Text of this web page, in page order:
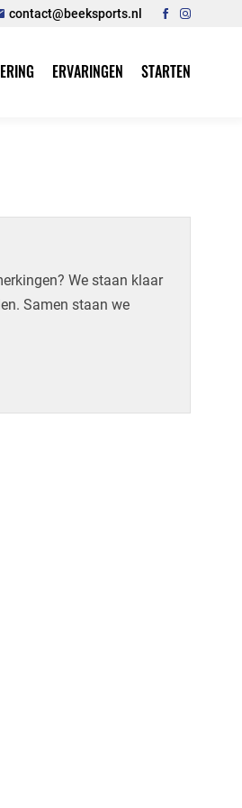
contact@beeksports.nl
ERVARINGEN STARTEN
We staan klaar
Samen staan we